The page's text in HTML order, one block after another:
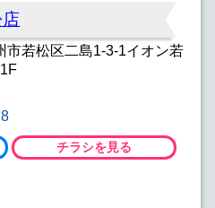
市若松区二島1-3-1イオン若
チラシを見る